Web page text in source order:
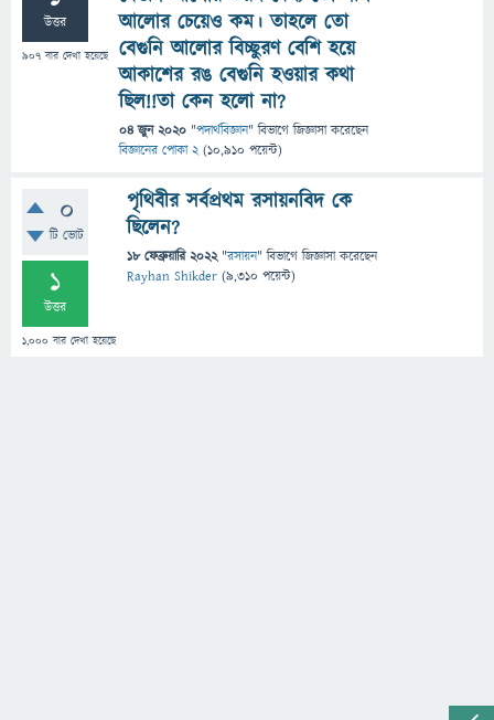
উত্তর
907 বার দেখা হয়েছে
আলোর চেয়েও কম। তাহলে তো
বেগুনি আলোর বিচ্ছুরণ বেশি হয়ে
আকাশের রঙ বেগুনি হওয়ার কথা
ছিল!!তা কেন হলো না?
04 জুন 2020 "পদার্থবিজ্ঞান" বিভাগে জিজ্ঞাসাকরেছেন
বিজ্ঞানের পোকা 2 (10,910 পয়েন্ট)
0
টি ভোট
1
উত্তর
1,000 বার দেখা হয়েছে
পৃথিবীর সর্বপ্রথম রসায়নবিদ কে
ছিলেন?
18 ফেব্রুয়ারি 2022 "রসায়ন" বিভাগে জিজ্ঞাসাকরেছেন
Rayhan Shikder (9,310 পয়েন্ট)